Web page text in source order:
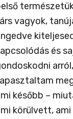
vagyok,
és
később –
körülvett,